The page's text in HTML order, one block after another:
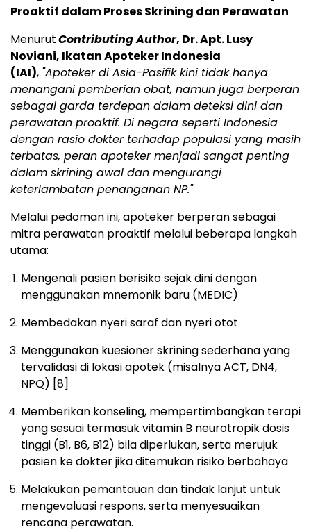
Proaktif dalam Proses Skrining dan Perawatan
MenurutContributing Author, Dr. Apt. Lusy
Noviani, Ikatan Apoteker Indonesia
(IAI), "Apoteker di Asia-Pasifik kini tidak hanya
menangani pemberian obat, namun juga berperan
sebagai garda terdepan dalam deteksi dini dan
perawatan proaktif. Di negara seperti Indonesia
dengan rasio dokter terhadap populasi yang masih
terbatas, peran apoteker menjadi sangat penting
dalam skrining awal dan mengurangi
keterlambatan penanganan NP."
Melalui pedoman ini, apoteker berperan sebagai
mitra perawatan proaktif melalui beberapa langkah
utama:
Mengenali pasien berisiko sejak dini dengan
menggunakan mnemonik baru (MEDIC)
Membedakan nyeri saraf dan nyeri otot
Menggunakan kuesioner skrining sederhana yang
tervalidasi di lokasi apotek (misalnya ACT, DN4,
NPQ) [8]
Memberikan konseling, mempertimbangkan terapi
yang sesuai termasuk vitamin B neurotropik dosis
tinggi (B1, B6, B12) bila diperlukan, serta merujuk
pasien ke dokter jika ditemukan risiko berbahaya
Melakukan pemantauan dan tindak lanjut untuk
mengevaluasi respons, serta menyesuaikan
rencana perawatan.